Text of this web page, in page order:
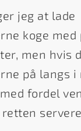
jeg at lade
koge med
men hvis
på langs i
fordel